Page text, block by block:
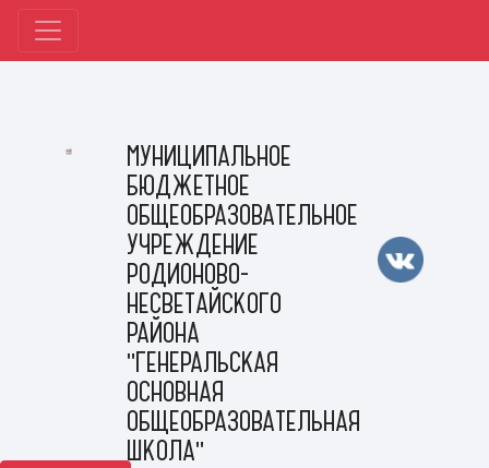
МУНИЦИПАЛЬНОЕ
БЮДЖЕТНОЕ
ОБЩЕОБРАЗОВАТЕЛЬНОЕ
УЧРЕЖДЕНИЕ
РОДИОНОВО-
НЕСВЕТАЙСКОГО
РАЙОНА
"ГЕНЕРАЛЬСКАЯ
ОСНОВНАЯ
ОБЩЕОБРАЗОВАТЕЛЬНАЯ
ШКОЛА"